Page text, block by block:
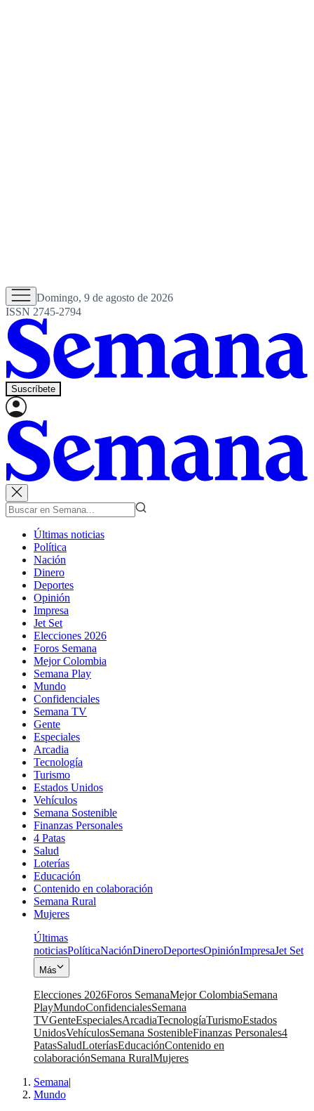
Domingo, 9 de agosto de 2026
ISSN 2745-2794
Suscríbete
Últimas noticias
Política
Nación
Dinero
Deportes
Opinión
Impresa
Jet Set
Elecciones 2026
Foros Semana
Mejor Colombia
Semana Play
Mundo
Confidenciales
Semana TV
Gente
Especiales
Arcadia
Tecnología
Turismo
Estados Unidos
Vehículos
Semana Sostenible
Finanzas Personales
4 Patas
Salud
Loterías
Educación
Contenido en colaboración
Semana Rural
Mujeres
Últimas
noticiasPolíticaNaciónDineroDeportesOpiniónImpresaJet Set
Más
Elecciones 2026Foros SemanaMejor ColombiaSemana
PlayMundoConfidencialesSemana
TVGenteEspecialesArcadiaTecnologíaTurismoEstados
UnidosVehículosSemana SostenibleFinanzas Personales4
PatasSaludLoteríasEducaciónContenido en
colaboraciónSemana RuralMujeres
Semana|
Mundo